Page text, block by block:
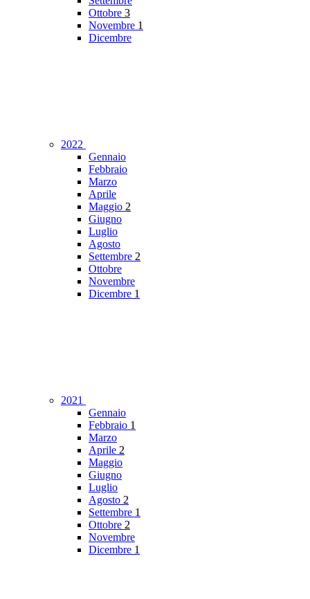
Ottobre 3
Novembre 1
Dicembre
2022
Gennaio
Febbraio
Marzo
Aprile
Maggio 2
Giugno
Luglio
Agosto
Settembre 2
Ottobre
Novembre
Dicembre 1
2021
Gennaio
Febbraio 1
Marzo
Aprile 2
Maggio
Giugno
Luglio
Agosto 2
Settembre 1
Ottobre 2
Novembre
Dicembre 1